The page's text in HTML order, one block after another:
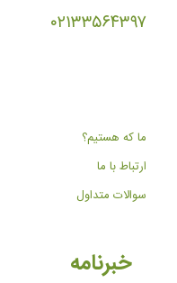
۰۲۱۳۳۵۶۴۳۹۷
ما که هستیم؟
ارتباط با ما
سوالات متداول
خبرنامه